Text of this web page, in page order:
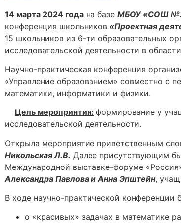
14 марта 2024 года на базе МБОУ «СОШ
конференция школьников «Проектная
15 школьников из 6-ти образовательных
исследовательской деятельности в
Научно-практическая конференция
«Управление образованием» совместно с
математики, информатики и физики.
Цель мероприятия: формирование у
исследовательской деятельности.
Открыла мероприятие приветственным
Никольская Л.В. Далее присутствующим
Международной выставке-форуме
Александра Павлова и Анна Эпштейн,
В ходе научно-практической
о «красивых» задачах в математике